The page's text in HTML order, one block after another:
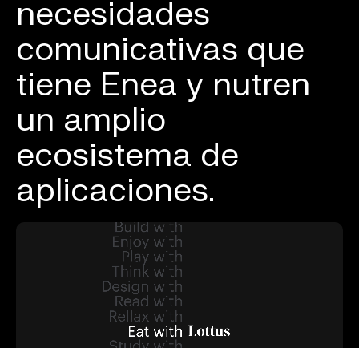
necesidades
comunicativas que
tiene Enea y nutren
un amplio
ecosistema de
aplicaciones.